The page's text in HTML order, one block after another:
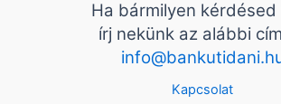
Ha bármilyen kérdésed
írj nekünk az alábbi
Kapcsolat